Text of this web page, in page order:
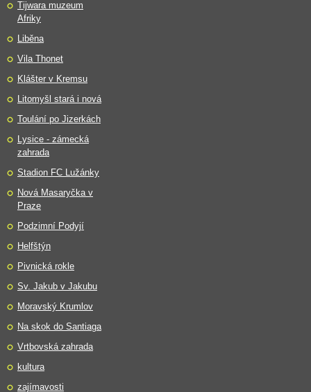
Tijwara muzeum
Afriky
Liběna
Vila Thonet
Klášter v Kremsu
Litomyšl stará i nová
Toulání po Jizerkách
Lysice - zámecká
zahrada
Stadion FC Lužánky
Nová Masaryčka v
Praze
Podzimní Podyjí
Helfštýn
Pivnická rokle
Sv. Jakub v Jakubu
Moravský Krumlov
Na skok do Santiaga
Vrtbovská zahrada
kultura
zajímavosti